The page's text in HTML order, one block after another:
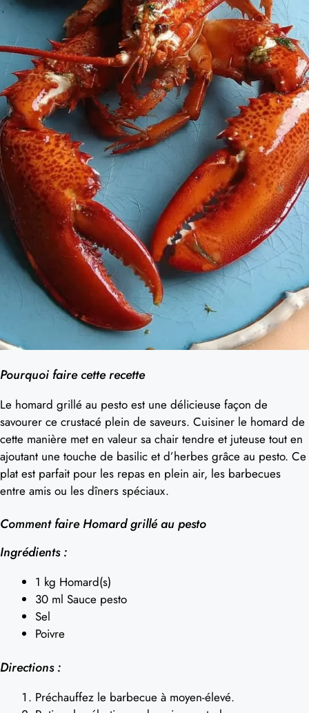
Pourquoi faire cette recette
Le homard grillé au pesto est une délicieuse façon de
savourer ce crustacé plein de saveurs. Cuisiner le homard de
cette manière met en valeur sa chair tendre et juteuse tout en
ajoutant une touche de basilic et d’herbes grâce au pesto. Ce
plat est parfait pour les repas en plein air, les barbecues
entre amis ou les dîners spéciaux.
Comment faire Homard grillé au pesto
Ingrédients :
1 kg Homard(s)
30 ml Sauce pesto
Sel
Poivre
Directions :
Préchauffez le barbecue à moyen-élevé.